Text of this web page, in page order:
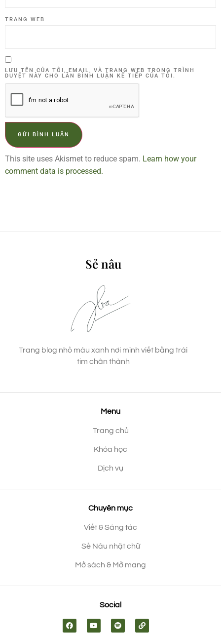
TRANG WEB
LƯU TÊN CỦA TÔI, EMAIL, VÀ TRANG WEB TRONG TRÌNH
DUYỆT NÀY CHO LẦN BÌNH LUẬN KẾ TIẾP CỦA TÔI.
This site uses Akismet to reduce spam. Learn how your
comment data is processed.
Sẻ nâu
Trang blog nhỏ màu xanh nơi mình viết bằng trái
tim chân thành
Menu
Trang chủ
Khóa học
Dịch vụ
Chuyên mục
Viết & Sáng tác
Sẻ Nâu nhặt chữ
Mở sách & Mở mang
Social